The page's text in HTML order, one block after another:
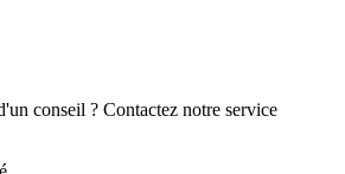
conseil ? Contactez notre service